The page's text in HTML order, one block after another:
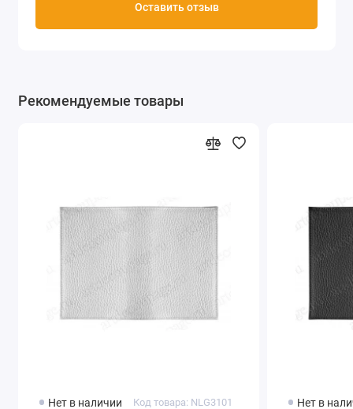
Оставить отзыв
Рекомендуемые товары
Нет в наличии Код товара: NLG3101 Нет в